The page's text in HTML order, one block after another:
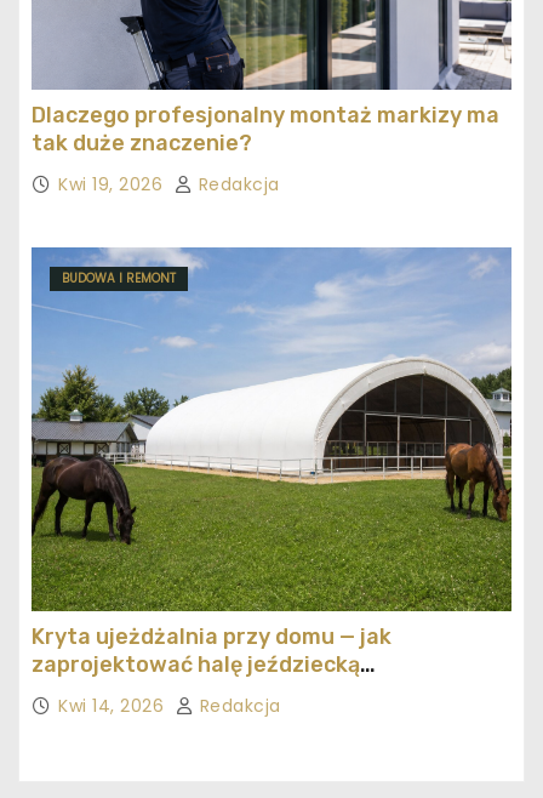
Dlaczego profesjonalny montaż markizy ma
tak duże znaczenie?
Kwi 19, 2026 Redakcja
BUDOWA I REMONT
Kryta ujeżdżalnia przy domu — jak
zaprojektować halę jeździecką
ekonomicznie
Kwi 14, 2026 Redakcja